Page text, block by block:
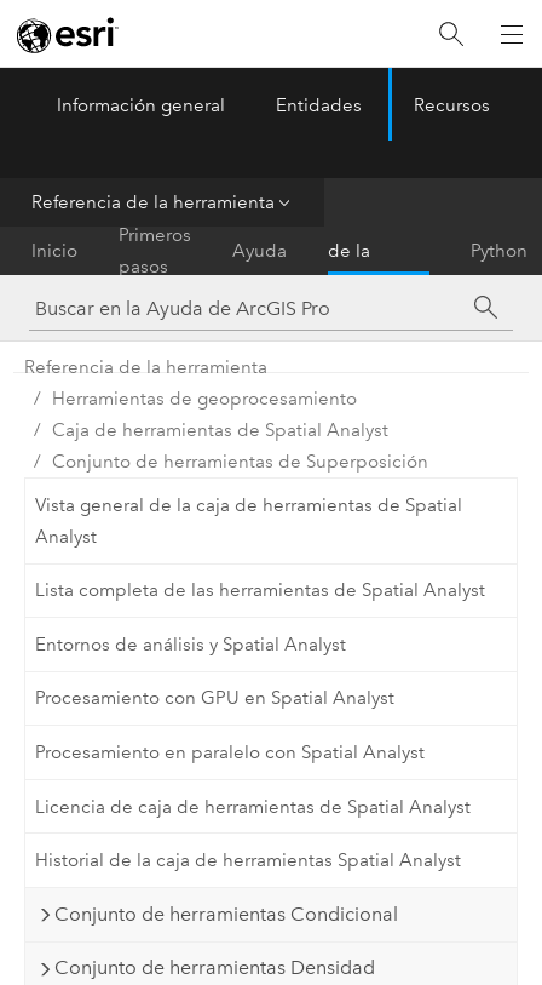
ArcGIS Pro Menu
Información general Entidades Recursos
Referencia de la herramienta
Inicio
Primeros
pasos
Ayuda
de la
herramienta
Python
Referencia de la herramienta
Herramientas de geoprocesamiento
Caja de herramientas de Spatial Analyst
Conjunto de herramientas de Superposición
Vista general de la caja de herramientas de Spatial
Analyst
Lista completa de las herramientas de Spatial Analyst
Entornos de análisis y Spatial Analyst
Procesamiento con GPU en Spatial Analyst
Procesamiento en paralelo con Spatial Analyst
Licencia de caja de herramientas de Spatial Analyst
Historial de la caja de herramientas Spatial Analyst
Conjunto de herramientas Condicional
Conjunto de herramientas Densidad